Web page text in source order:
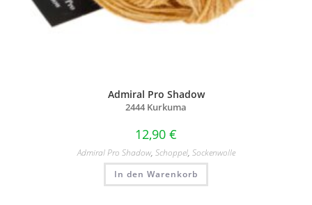
Admiral Pro Shadow
2444 Kurkuma
12,90 €
Admiral Pro Shadow, Schoppel, Sockenwolle
In den Warenkorb